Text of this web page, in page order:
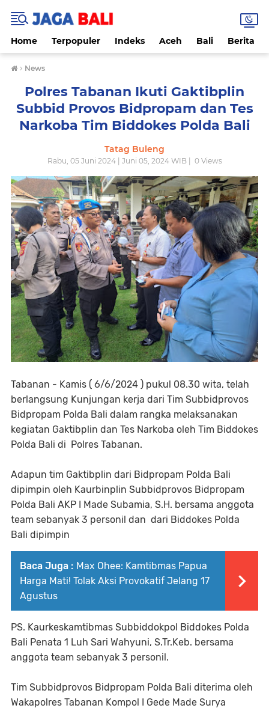
Home Terpopuler Indeks Aceh Bali Berita
› News
Polres Tabanan Ikuti Gaktibplin
Subbid Provos Bidpropam dan Tes
Narkoba Tim Biddokes Polda Bali
Tatag Buleng
Rabu, 05 Juni 2024 | Juni 05, 2024 WIB | 0Views
Tabanan - Kamis ( 6/6/2024 ) pukul 08.30 wita, telah
berlangsung Kunjungan kerja dari Tim Subbidprovos
Bidpropam Polda Bali dalam rangka melaksanakan
kegiatan Gaktibplin dan Tes Narkoba oleh Tim Biddokes
Polda Bali di Polres Tabanan.
Adapun tim Gaktibplin dari Bidpropam Polda Bali
dipimpin oleh Kaurbinplin Subbidprovos Bidpropam
Polda Bali AKP I Made Subamia, S.H. bersama anggota
team sebanyak 3 personil dan dari Biddokes Polda
Bali dipimpin
Baca Juga : Max Ohee: Kamtibmas Papua
Harga Mati! Tolak Aksi Provokatif Jelang 17
Agustus
PS. Kaurkeskamtibmas Subbiddokpol Biddokes Polda
Bali Penata 1 Luh Sari Wahyuni, S.Tr.Keb. bersama
anggota team sebanyak 3 personil.
Tim Subbidprovos Bidpropam Polda Bali diterima oleh
Wakapolres Tabanan Kompol I Gede Made Surya